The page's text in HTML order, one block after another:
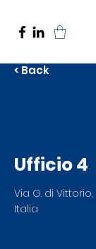
< Back
Ufficio 4
Via G. di Vittorio,
Italia